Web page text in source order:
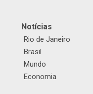
Notícias
Rio de Janeiro
Brasil
Mundo
Economia